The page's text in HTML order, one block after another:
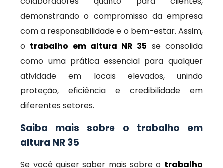
demonstrando o compromisso da empresa
com a responsabilidade e o bem-estar. Assim,
o trabalho em altura NR 35 se consolida
como uma prática essencial para qualquer
atividade em locais elevados, unindo
proteção, eficiência e credibilidade em
diferentes setores.
Saiba mais sobre o trabalho em
altura NR 35
Se você quiser saber mais sobre o trabalho